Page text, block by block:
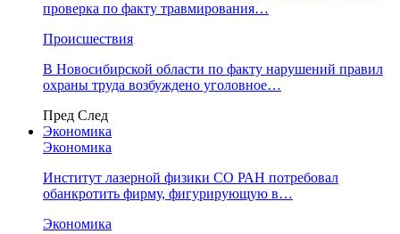
проверка по факту травмирования…
Происшествия
В Новосибирской области по факту нарушений правил
охраны труда возбуждено уголовное…
Пред След
Экономика
Экономика
Институт лазерной физики СО РАН потребовал
обанкротить фирму, фигурирующую в…
Экономика